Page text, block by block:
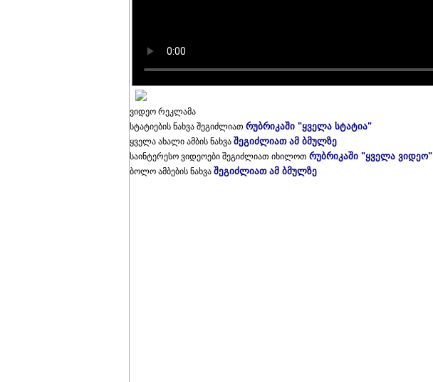
ვიდეო რეკლამა
სტატიების ნახვა შეგიძლიათ რუბრიკაში "ყველა სტატია"
ყველა ახალი ამბის ნახვა შეგიძლიათ ამ ბმულზე
საინტერესო ვიდეოები შეგიძლიათ იხილოთ რუბრიკაში "ყველა ვიდეო"
ბოლო ამბების ნახვა შეგიძლიათ ამ ბმულზე